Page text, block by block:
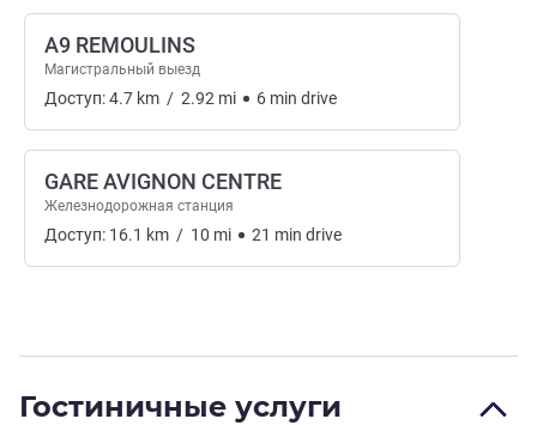
A9 REMOULINS
Магистральный выезд
Доступ:4.7 km / 2.92 mi 6 min drive
GARE AVIGNON CENTRE
Железнодорожная станция
Доступ: 16.1 km / 10 mi 21 min drive
Гостиничные услуги